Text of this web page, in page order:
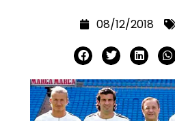
08/12/2018